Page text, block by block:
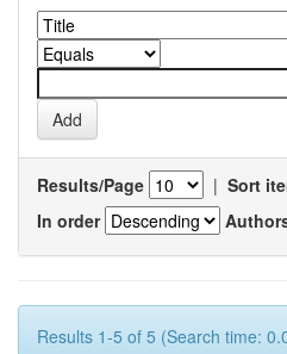
Results/Page | Sort
In order
Results 1-5 of 5 (Search time: